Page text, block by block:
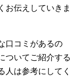
お伝えしていきま
口コミがあるの
ついてご紹介する
人は参考にしてく